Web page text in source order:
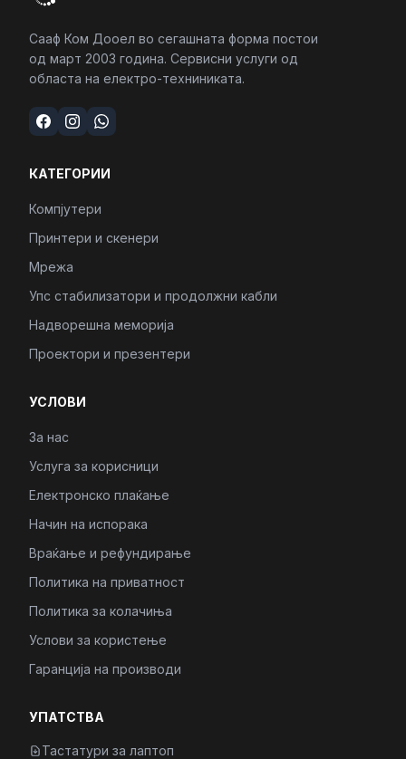
Сааф Ком Дооел во сегашната форма постои
од март 2003 година. Сервисни услуги од
областа на електро-техниниката.
КАТЕГОРИИ
Компјутери
Принтери и скенери
Мрежа
Упс стабилизатори и продолжни кабли
Надворешна меморија
Проектори и презентери
УСЛОВИ
За нас
Услуга за корисници
Електронско плаќање
Начин на испорака
Враќање и рефундирање
Политика на приватност
Политика за колачиња
Услови за користење
Гаранција на производи
УПАТСТВА
Тастатури за лаптоп